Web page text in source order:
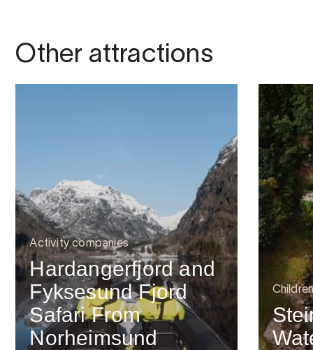
Other attractions
Activity companies
Hardangerfjord and
Fyksesund Fjord
Safari From
Norheimsund